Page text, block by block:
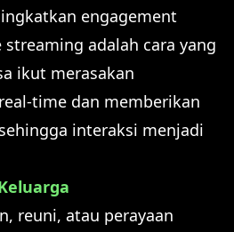
engagement
adalah cara yang
ikut merasakan
time dan memberikan
interaksi menjadi
reuni, atau perayaan